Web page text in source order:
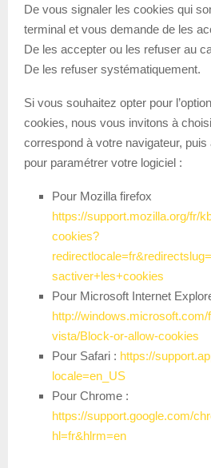
De vous signaler les cookies qui
terminal et vous demande de les
De les accepter ou les refuser au
De les refuser systématiquement.
Si vous souhaitez opter pour
cookies, nous vous invitons à
correspond à votre navigateur,
pour paramétrer votre logiciel :
Pour Mozilla firefox
https://support.mozilla.org/fr/
cookies?
sactiver+les+cookies
Pour Microsoft Internet
http://
vista/Block-or-allow-cookies
Pour Safari : https://
locale=en_US
Pour Chrome :
https://support.google.com/
hl=fr&hlrm=en